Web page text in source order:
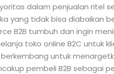
dalam penjualan ritel
yang tidak bisa diabaikan
B2B tumbuh dan ingin
toko online B2C untuk
untuk
pembeli B2B sebagai